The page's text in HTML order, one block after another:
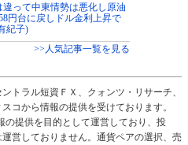
違って中東情勢は悪化し原油
円台に戻しドル金利上昇で
紀子)
>>人気記事一覧を見る
トラル短資ＦＸ、クォンツ・リサーチ、
コから情報の提供を受けております。
提供を目的として運営しており、投
営しておりません。通貨ペアの選択、売